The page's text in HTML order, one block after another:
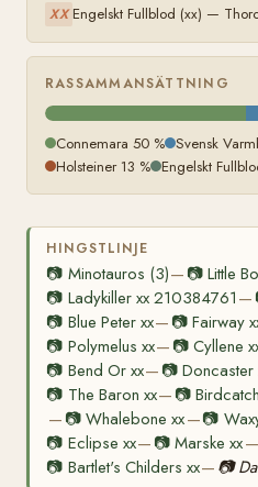
XX Engelskt Fullblod (xx) —
RASSAMMANSÄTTNING
Connemara 50 % Svensk
Holsteiner 13 % Engelskt
HINGSTLINJE
📷 Minotauros (3)— 📷Little
📷 Ladykiller xx 210384761 —
📷 Blue Peter xx— 📷Fairway
📷 Polymelus xx— 📷Cyllene
📷 Bend Or xx— 📷Doncaster
📷 The Baron xx— 📷
— 📷Whalebone xx—📷
📷 Eclipse xx— 📷Marske xx—
📷 Bartlet's Childers xx— 📷